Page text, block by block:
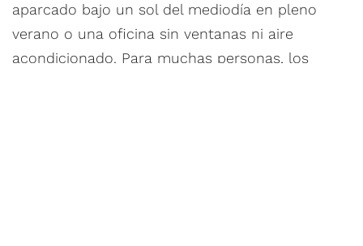
aparcado bajo un sol del mediodía en pleno
verano o una oficina sin ventanas ni aire
acondicionado. Para muchas personas, los